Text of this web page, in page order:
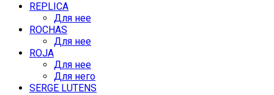
REPLICA
Для нее
ROCHAS
Для нее
ROJA
Для нее
Для него
SERGE LUTENS